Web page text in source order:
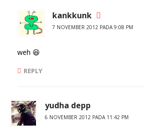
kankkunk
7 NOVEMBER 2012 PADA 9:08 PM
weh 😆
REPLY
yudha depp
6 NOVEMBER 2012 PADA 11:42 PM